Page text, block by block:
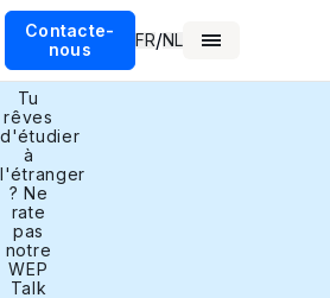
Contacte-
nous
FR/NL
Tu
rêves
d'étudier
à
l'étranger
? Ne
rate
pas
notre
WEP
Talk